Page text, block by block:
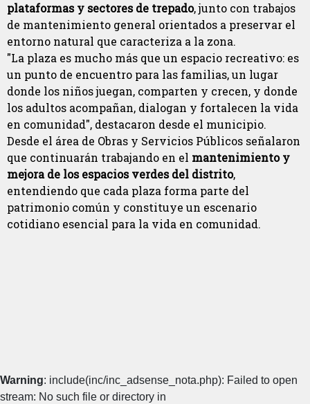
plataformas y sectores de trepado, junto con trabajos
de mantenimiento general orientados a preservar el
entorno natural que caracteriza a la zona.
"La plaza es mucho más que un espacio recreativo: es
un punto de encuentro para las familias, un lugar
donde los niños juegan, comparten y crecen, y donde
los adultos acompañan, dialogan y fortalecen la vida
en comunidad", destacaron desde el municipio.
Desde el área de Obras y Servicios Públicos señalaron
que continuarán trabajando en el mantenimiento y
mejora de los espacios verdes del distrito,
entendiendo que cada plaza forma parte del
patrimonio común y constituye un escenario
cotidiano esencial para la vida en comunidad.
Warning: include(inc/inc_adsense_nota.php): Failed to open
stream: No such file or directory in